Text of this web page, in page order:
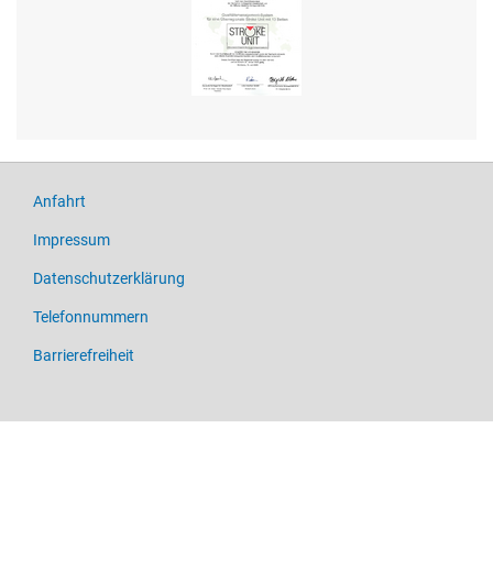
Anfahrt
Impressum
Datenschutzerklärung
Telefonnummern
Barrierefreiheit